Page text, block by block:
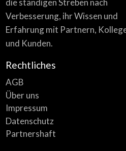
Verbesserung, ihr Wissen und
Erfahrung mit Partnern,
und Kunden.
Rechtliches
AGB
Über uns
Impressum
Datenschutz
Partnershaft